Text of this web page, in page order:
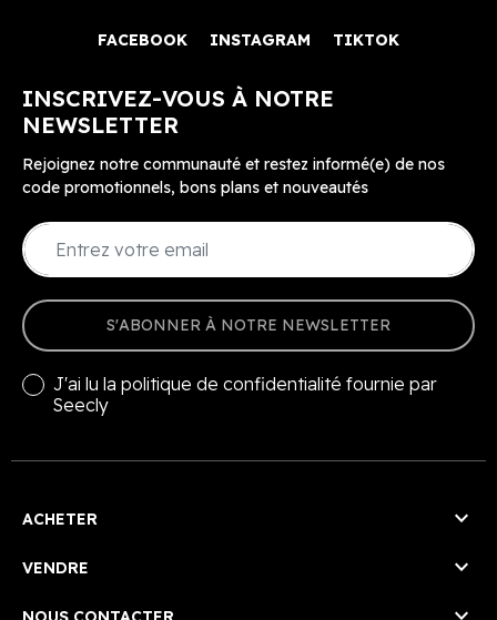
FACEBOOK INSTAGRAM TIKTOK
INSCRIVEZ-VOUS À NOTRE
NEWSLETTER
Rejoignez notre communauté et restez informé(e) de nos
code promotionnels, bons plans et nouveautés
S'ABONNER À NOTRE NEWSLETTER
J'ai lu la politique de confidentialité fournie par
Seecly
ACHETER 
VENDRE 